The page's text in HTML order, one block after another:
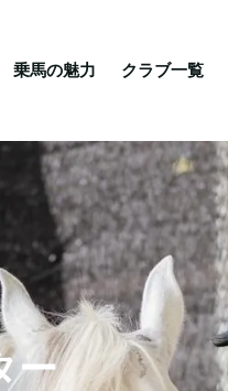
乗馬の魅力 クラブ一覧
ー